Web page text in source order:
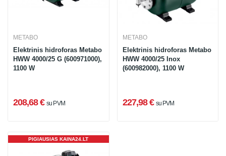
METABO
Elektrinis hidroforas Metabo
HWW 4000/25 G (600971000),
1100 W
208,68 € su PVM
METABO
Elektrinis hidroforas Metabo
HWW 4000/25 Inox
(600982000), 1100 W
227,98 € su PVM
PIGIAUSIAS KAINA24.LT